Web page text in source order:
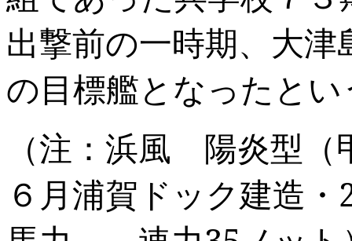
出撃前の一時期、大
の目標艦となったとい
（注：浜風 陽炎型
６月浦賀ドック建造・